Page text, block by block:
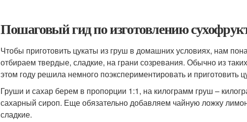
Пошаговый гид по изготовлению
Чтобы приготовить цукаты из груш в домашних условиях, нам
отбираем твердые, сладкие, на грани созревания. Обычно из
этом году решила немного поэкспериментировать и приготовить
Груши и сахар берем в пропорции 1:1, на килограмм груш –
сахарный сироп. Еще обязательно добавляем чайную ложку
сладкие.